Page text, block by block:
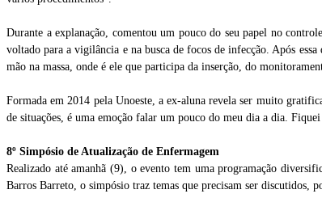
Durante a explanação, comentou um pouco do seu papel no
voltado para a vigilância e na busca de focos de infecção. Após
mão na massa, onde é ele que participa da inserção, do
Formada em 2014 pela Unoeste, a ex-aluna revela ser muito
de situações, é uma emoção falar um pouco do meu dia a dia.
8º Simpósio de Atualização de Enfermagem
Realizado até amanhã (9), o evento tem uma programação
Barros Barreto, o simpósio traz temas que precisam ser discutidos,